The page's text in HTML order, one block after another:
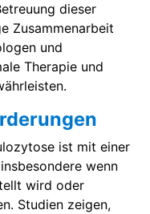
dieser
Zusammenarbeit
und
Therapie und
ist mit einer
wenn
wird oder
Studien zeigen,